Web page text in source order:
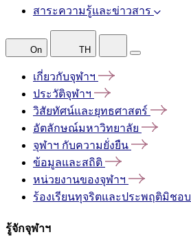
สาระความรู้และข่าวสาร
On TH
เกี่ยวกับจุฬาฯ
ประวัติจุฬาฯ
วิสัยทัศน์และยุทธศาสตร์
อัตลักษณ์มหาวิทยาลัย
จุฬาฯ กับความยั่งยืน
ข้อมูลและสถิติ
หน่วยงานของจุฬาฯ
ร้องเรียนทุจริตและประพฤติมิชอบ
รู้จักจุฬาฯ